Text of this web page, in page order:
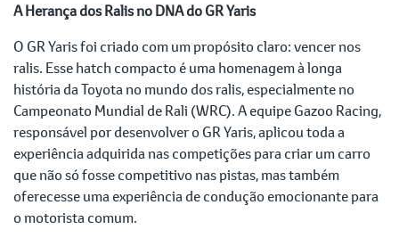
A Herança dos Ralis no DNA do GR Yaris
O GR Yaris foi criado com um propósito claro: vencer nos
ralis. Esse hatch compacto é uma homenagem à longa
história da Toyota no mundo dos ralis, especialmente no
Campeonato Mundial de Rali (WRC). A equipe Gazoo Racing,
responsável por desenvolver o GR Yaris, aplicou toda a
experiência adquirida nas competições para criar um carro
que não só fosse competitivo nas pistas, mas também
oferecesse uma experiência de condução emocionante para
o motorista comum.